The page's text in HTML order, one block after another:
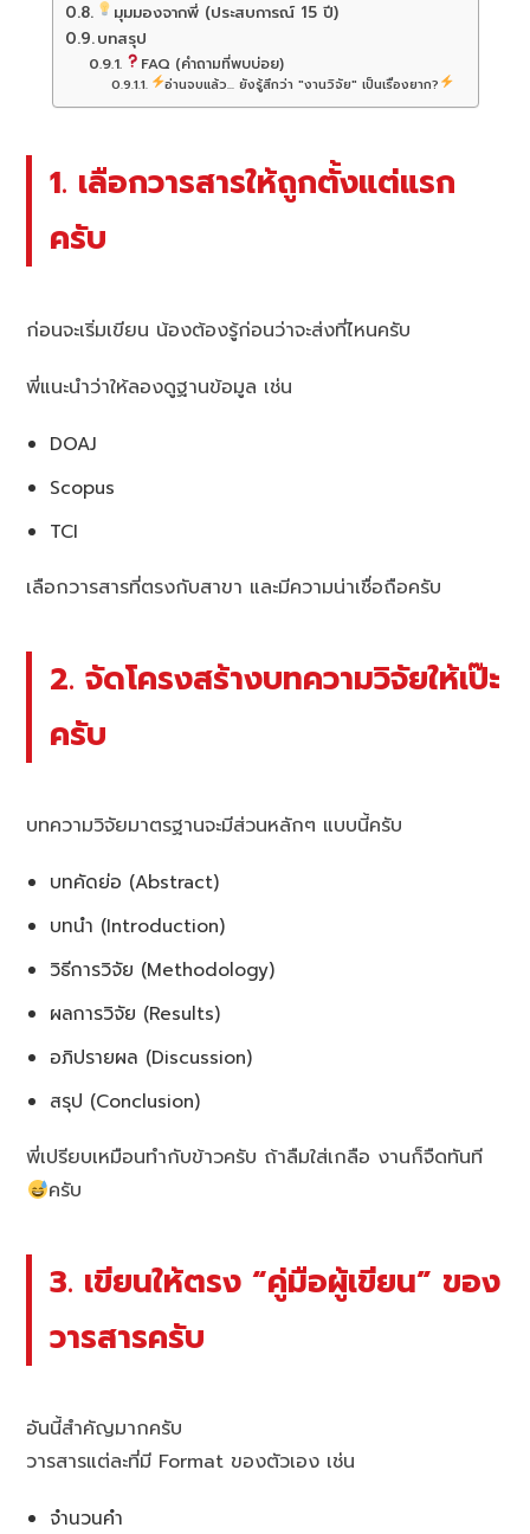
มุมมองจากพี่ (ประสบการณ์ 15 ปี)
บทสรุป
FAQ (คำถามที่พบบ่อย)
อ่านจบแล้ว... ยังรู้สึกว่า "งานวิจัย" เป็นเรื่องยาก?
1. เลือกวารสารให้ถูกตั้งแต่แรก
ครับ
ก่อนจะเริ่มเขียน น้องต้องรู้ก่อนว่าจะส่งที่ไหนครับ
พี่แนะนำว่าให้ลองดูฐานข้อมูล เช่น
DOAJ
Scopus
TCI
เลือกวารสารที่ตรงกับสาขา และมีความน่าเชื่อถือครับ
2. จัดโครงสร้างบทความวิจัยให้เป๊ะ
ครับ
บทความวิจัยมาตรฐานจะมีส่วนหลักๆ แบบนี้ครับ
บทคัดย่อ (Abstract)
บทนำ (Introduction)
วิธีการวิจัย (Methodology)
ผลการวิจัย (Results)
อภิปรายผล (Discussion)
สรุป (Conclusion)
พี่เปรียบเหมือนทำกับข้าวครับ ถ้าลืมใส่เกลือ งานก็จืดทันที
ครับ
3. เขียนให้ตรง “คู่มือผู้เขียน” ของ
วารสารครับ
อันนี้สำคัญมากครับ
วารสารแต่ละที่มี Format ของตัวเอง เช่น
จำนวนคำ